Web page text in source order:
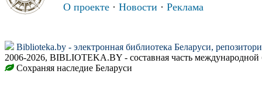
О проекте · Новости · Реклама
Biblioteka.by - электронная библиотека Беларуси,
2006-2026, BIBLIOTEKA.BY - составная часть
Сохраняя наследие Беларуси